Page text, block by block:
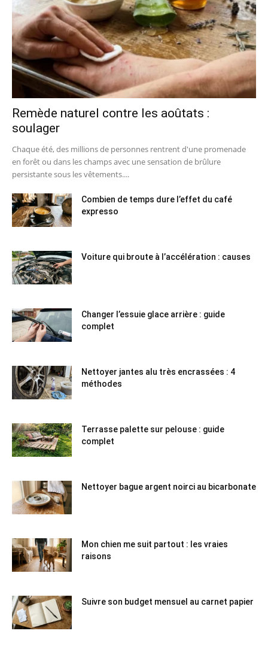
Remède naturel contre les aoûtats :
soulager
Chaque été, des millions de personnes rentrent d'une promenade
en forêt ou dans les champs avec une sensation de brûlure
persistante sous les vêtements....
Combien de temps dure l’effet du café
expresso
Voiture qui broute à l’accélération : causes
Changer l’essuie glace arrière : guide
complet
Nettoyer jantes alu très encrassées : 4
méthodes
Terrasse palette sur pelouse : guide
complet
Nettoyer bague argent noirci au bicarbonate
Mon chien me suit partout : les vraies
raisons
Suivre son budget mensuel au carnet papier